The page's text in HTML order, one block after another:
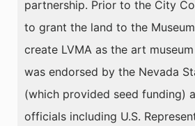
partnership. Prior to the City
to grant the land to the
create LVMA as the art
was endorsed by the Nevada
(which provided seed funding)
officials including U.S.